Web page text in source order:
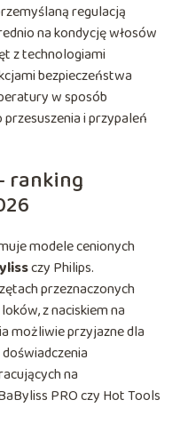
regulacją
na kondycję włosów
z technologiami
bezpieczeństwa
w sposób
i przypaleń
ranking
modele cenionych
czy Philips.
przeznaczonych
z naciskiem na
możliwie przyjazne dla
na
PRO czy Hot Tools